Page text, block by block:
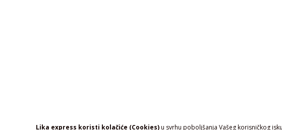
Lika express koristi kolačiće (Cookies)u svrhu poboljšanja Vašeg korisničkog